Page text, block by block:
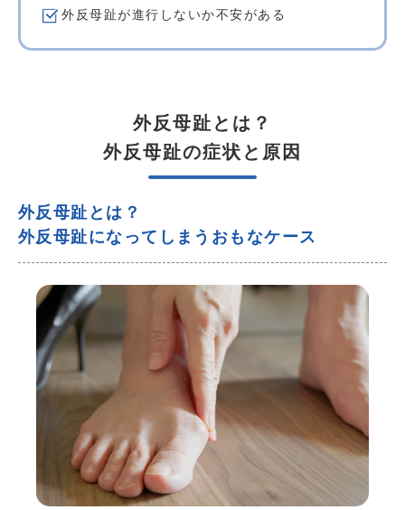
外反母趾が進行しないか不安がある
外反母趾とは？
外反母趾の症状と原因
外反母趾とは？
外反母趾になってしまうおもなケース